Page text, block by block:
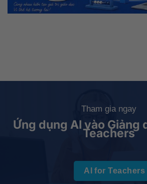
Tham gia ngay
Ứng dụng AI vào Giảng
Teachers
AI for Teachers